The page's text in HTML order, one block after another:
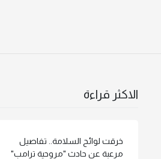
الاكثر قراءة
خرقت لوائح السلامة.. تفاصيل
مرعبة عن حادث "مروحية ترامب"